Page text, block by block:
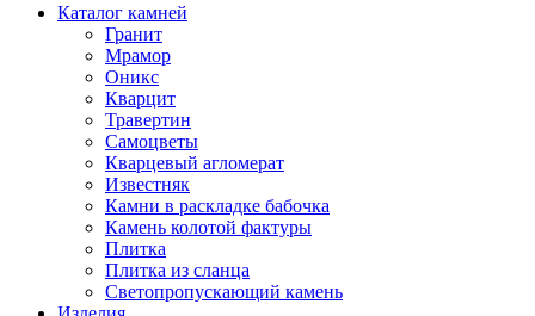
Каталог камней
Гранит
Мрамор
Оникс
Кварцит
Травертин
Самоцветы
Кварцевый агломерат
Известняк
Камни в раскладке бабочка
Камень колотой фактуры
Плитка
Плитка из сланца
Светопропускающий камень